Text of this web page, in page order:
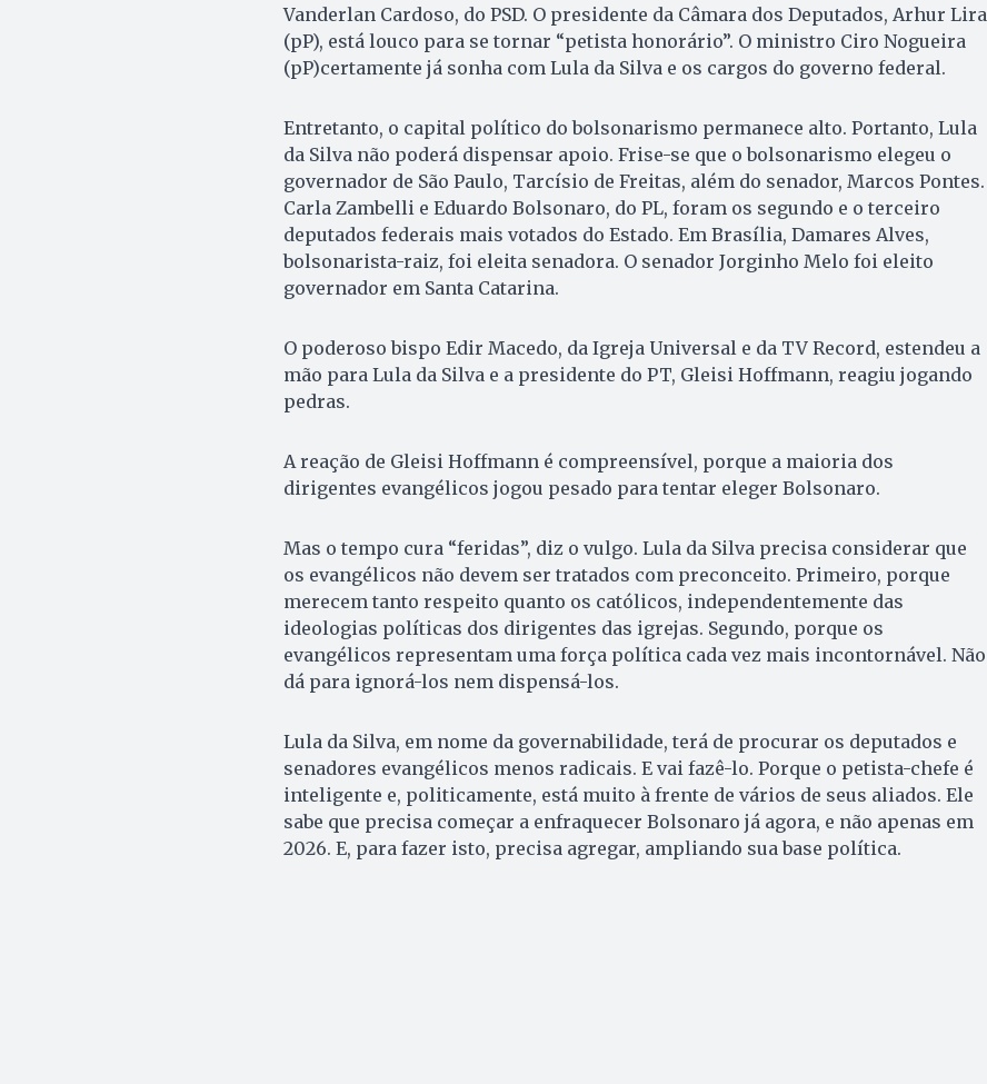
Vanderlan Cardoso, do PSD. O presidente da Câmara dos Deputados, Arhur Lira
(pP), está louco para se tornar “petista honorário”. O ministro Ciro Nogueira
(pP)certamente já sonha com Lula da Silva e os cargos do governo federal.
Entretanto, o capital político do bolsonarismo permanece alto. Portanto, Lula
da Silva não poderá dispensar apoio. Frise-se que o bolsonarismo elegeu o
governador de São Paulo, Tarcísio de Freitas, além do senador, Marcos Pontes.
Carla Zambelli e Eduardo Bolsonaro, do PL, foram os segundo e o terceiro
deputados federais mais votados do Estado. Em Brasília, Damares Alves,
bolsonarista-raiz, foi eleita senadora. O senador Jorginho Melo foi eleito
governador em Santa Catarina.
O poderoso bispo Edir Macedo, da Igreja Universal e da TV Record, estendeu a
mão para Lula da Silva e a presidente do PT, Gleisi Hoffmann, reagiu jogando
pedras.
A reação de Gleisi Hoffmann é compreensível, porque a maioria dos
dirigentes evangélicos jogou pesado para tentar eleger Bolsonaro.
Mas o tempo cura “feridas”, diz o vulgo. Lula da Silva precisa considerar que
os evangélicos não devem ser tratados com preconceito. Primeiro, porque
merecem tanto respeito quanto os católicos, independentemente das
ideologias políticas dos dirigentes das igrejas. Segundo, porque os
evangélicos representam uma força política cada vez mais incontornável. Não
dá para ignorá-los nem dispensá-los.
Lula da Silva, em nome da governabilidade, terá de procurar os deputados e
senadores evangélicos menos radicais. E vai fazê-lo. Porque o petista-chefe é
inteligente e, politicamente, está muito à frente de vários de seus aliados. Ele
sabe que precisa começar a enfraquecer Bolsonaro já agora, e não apenas em
2026. E, para fazer isto, precisa agregar, ampliando sua base política.